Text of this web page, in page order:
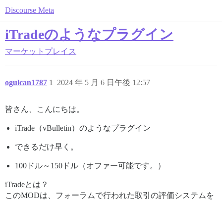
Discourse Meta
iTradeのようなプラグイン
マーケットプレイス
ogulcan1787 2024 年 5 月 6 日午後 12:57
1
皆さん、こんにちは。
iTrade（vBulletin）のようなプラグイン
できるだけ早く。
100ドル～150ドル（オファー可能です。）
iTradeとは？
このMODは、フォーラムで行われた取引の評価システムを